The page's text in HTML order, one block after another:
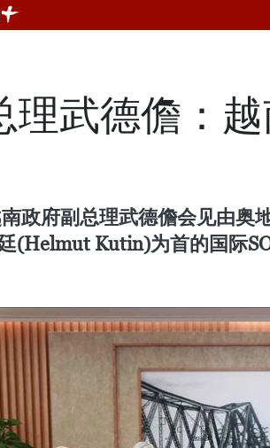
理武德儋：
政府副总理武德儋会见由奥
(Helmut Kutin)为首的国际